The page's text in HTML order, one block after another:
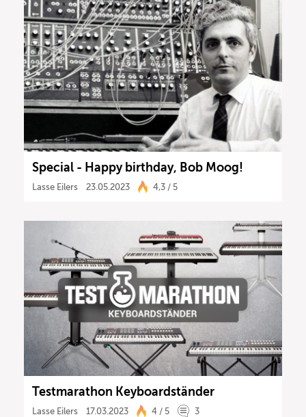
Special - Happy birthday, Bob Moog!
Lasse Eilers 23.05.2023 4,3 / 5
Testmarathon Keyboardständer
Lasse Eilers 17.03.2023 4 / 5 3